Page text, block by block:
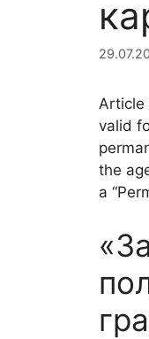
Article
valid
the
a